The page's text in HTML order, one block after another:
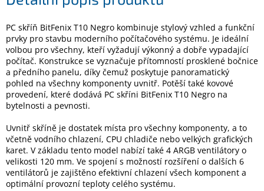
Elektronika
Domácnost
%
Black
VÝPRODEJ
Akční
PC skříň BitFenix T10 Negro kombinuje stylový vzhled a funkční
prvky pro stavbu moderního počítačového systému. Je ideální
volbou pro všechny, kteří vyžadují výkonný a dobře vypadající
počítač. Konstrukce se vyznačuje přítomností prosklené bočnice
a předního panelu, díky čemuž poskytuje panoramatický
pohled na všechny komponenty uvnitř. Potěší také kovové
provedení, které dodává PC skříni BitFenix T10 Negro na
bytelnosti a pevnosti.
Uvnitř skříně je dostatek místa pro všechny komponenty, a to
včetně vodního chlazení, CPU chladiče nebo velkých grafických
karet. V základu tento model nabízí také 4 ARGB ventilátory o
velikosti 120 mm. Ve spojení s možností rozšíření o dalších 6
ventilátorů je zajištěno efektivní chlazení všech komponent a
optimální provozní teploty celého systému.